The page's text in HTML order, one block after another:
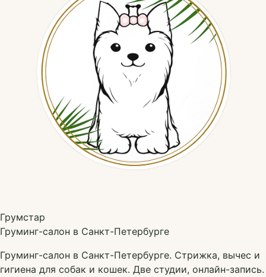
Грумстар
Груминг-салон в Санкт-Петербурге
Груминг-салон в Санкт-Петербурге. Стрижка, вычес и
гигиена для собак и кошек. Две студии, онлайн-запись.